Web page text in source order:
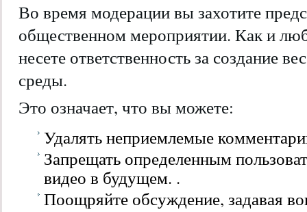
Во время модерации вы захотите
общественном мероприятии. Как и
несете ответственность за создание
среды.
Это означает, что вы можете:
Удалять неприемлемые
Запрещать определенным
видео в будущем. .
Поощряйте обсуждение, задавая